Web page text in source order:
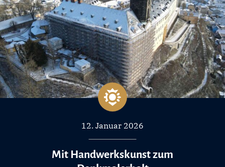
12. Januar 2026
Mit Handwerkskunst zum